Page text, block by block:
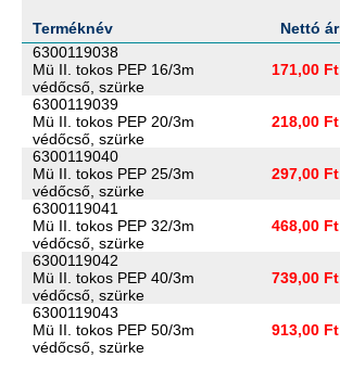
Terméknév Nettó ár
6300119038
Mü II. tokos PEP 16/3m
védőcső, szürke
171,00 Ft
6300119039
Mü II. tokos PEP 20/3m
védőcső, szürke
218,00 Ft
6300119040
Mü II. tokos PEP 25/3m
védőcső, szürke
297,00 Ft
6300119041
Mü II. tokos PEP 32/3m
védőcső, szürke
468,00 Ft
6300119042
Mü II. tokos PEP 40/3m
védőcső, szürke
739,00 Ft
6300119043
Mü II. tokos PEP 50/3m
védőcső, szürke
913,00 Ft